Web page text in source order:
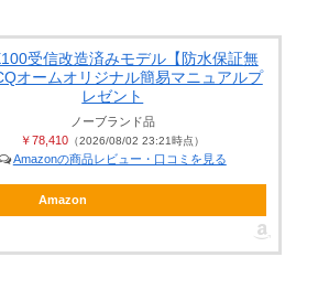
受信改造済みモデル【防水保証無
オームオリジナル簡易マニュアルプ
レゼント
ノーブランド品
￥78,410 （2026/08/02 23:21時点）
Amazonの商品レビュー・口コミを見る
Amazon